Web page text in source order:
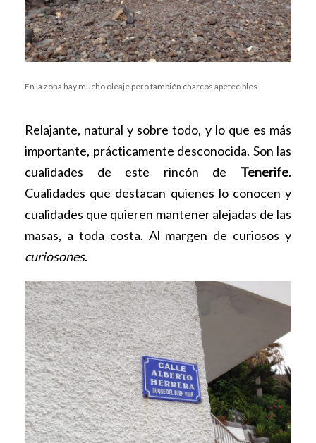
En la zona hay mucho oleaje pero también charcos apetecibles
Relajante, natural y sobre todo, y lo que es más
importante, prácticamente desconocida. Son las
cualidades de este rincón de Tenerife.
Cualidades que destacan quienes lo conocen y
cualidades que quieren mantener alejadas de las
masas, a toda costa. Al margen de curiosos y
curiosones.